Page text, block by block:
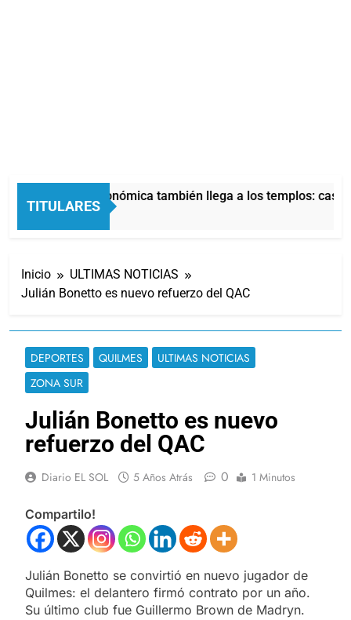
TITULARES
La crisis económica también llega a los templos: casi
3 Horas Atrás
Inicio
ULTIMAS NOTICIAS
Julián Bonetto es nuevo refuerzo del QAC
DEPORTES QUILMES
ULTIMAS NOTICIAS
ZONA SUR
Julián Bonetto es nuevo
refuerzo del QAC
Diario EL SOL 5 Años Atrás 0 1 Minutos
Compartilo!
Julián Bonetto se convirtió en nuevo jugador de
Quilmes: el delantero firmó contrato por un año.
Su último club fue Guillermo Brown de Madryn.